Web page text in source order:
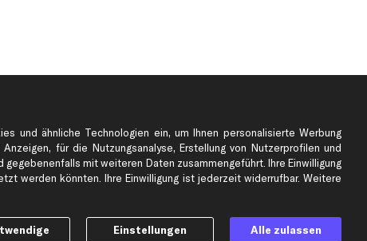
Top Automarken
Ford Ersatzteile
und ähnliche Technologien ein, um Ihnen personalisierte Werbung
für die Nutzungsanalyse, Erstellung von Nutzerprofilen und
mit weiteren Daten zusammengeführt. Ihre Einwilligung
werden könnten. Ihre Einwilligung ist jederzeit widerrufbar. Weitere
Einstellungen Alle zulassen